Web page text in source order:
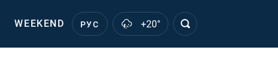
WEEKEND РУС +20°